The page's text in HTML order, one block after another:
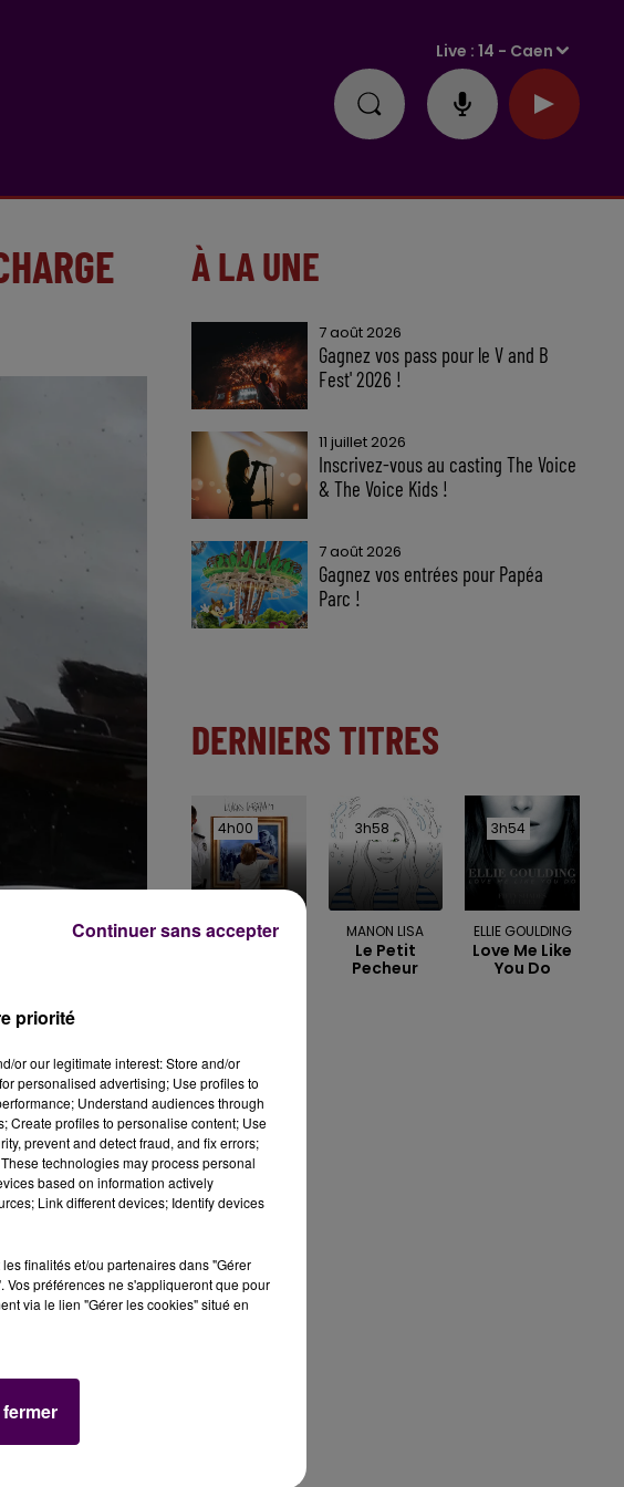
Live :14 - Caen
de ce mois de
sa voiture.
-
de 225
: en un mois,
À LA UNE
7 août 2026
Gagnez vos pass pour le V and B
Fest' 2026 !
11 juillet 2026
Inscrivez-vous au casting The Voice
& The Voice Kids !
7 août 2026
Gagnez vos entrées pour Papéa
Parc !
DERNIERS TITRES
4h00
4h00
LUKAS GRAHAM
3h58
3h58
MANON LISA
Le Petit
Pecheur
3h54
3h54
ELLIE GOULDING
Love Me Like
You Do
priorité
or our legitimate interest: Store and/or
personalised advertising; Use profiles to
Understand audiences through
Create profiles to personalise content; Use
prevent and detect fraud, and fix errors;
technologies may process personal
based on information actively
Link different devices; Identify devices
finalités et/ou partenaires dans "Gérer
préférences ne s'appliqueront que pour
via le lien "Gérer les cookies" situé en
Continuer sans accepter